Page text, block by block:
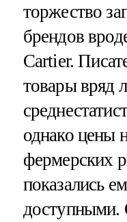
торжество
брендов
Cartier.
товары вряд
однако цены
фермерских
показались
доступными.